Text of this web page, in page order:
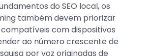
do SEO local, os
também devem priorizar
com dispositivos
ao número crescente de
por voz originadas de